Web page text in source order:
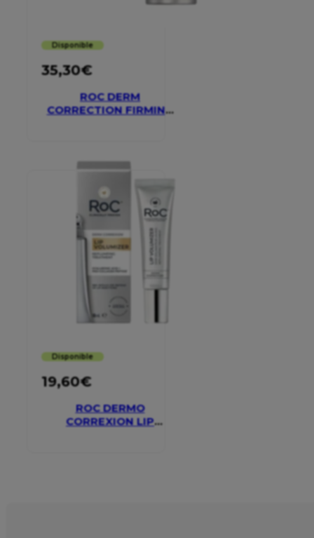
Disponible
35,30€
ROC DERM
CORRECTION FIRMING
Disponible
19,60€
ROC DERMO
CORREXION LIP